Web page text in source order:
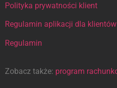
Polityka prywatności klient
Regulamin aplikacji dla klientów
Regulamin
Zobacz także: program